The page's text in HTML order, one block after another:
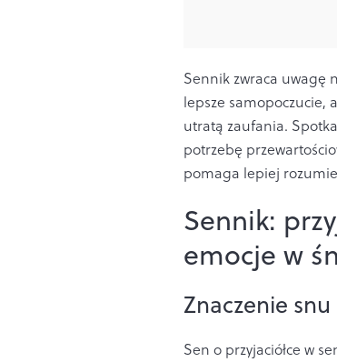
Sennik zwraca uwagę
lepsze samopoczucie,
utratą zaufania.
potrzebę
pomaga lepiej
Sennik:
emocje w
Znaczenie
Sen o przyjaciółce w